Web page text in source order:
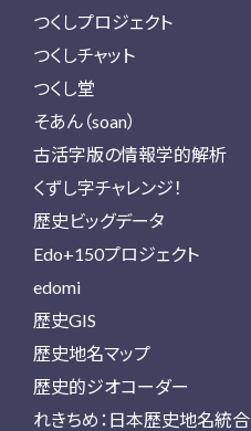
つくしプロジェクト
つくしチャット
つくし堂
そあん（soan）
古活字版の情報学的解析
くずし字チャレンジ！
歴史ビッグデータ
Edo+150プロジェクト
edomi
歴史GIS
歴史地名マップ
歴史的ジオコーダー
れきちめ：日本歴史地名統